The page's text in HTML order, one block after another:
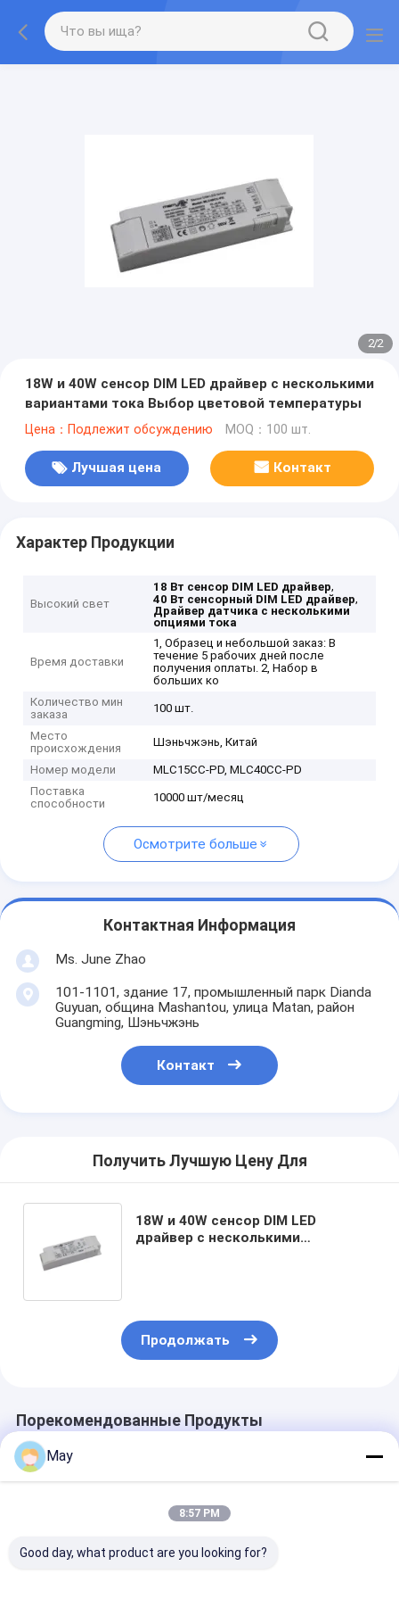
2/2
18W и 40W сенсор DIM LED драйвер с несколькими
вариантами тока Выбор цветовой температуры
Цена：Подлежит обсуждению MOQ：100 шт.
Лучшая цена Контакт
Характер Продукции
Высокий свет
18 Вт сенсор DIM LED драйвер,
40 Вт сенсорный DIM LED драйвер,
Драйвер датчика с несколькими
опциями тока
Время доставки
1, Образец и небольшой заказ: В
течение 5 рабочих дней после
получения оплаты. 2, Набор в
больших ко
Количество мин
заказа
100 шт.
Место
происхождения
Шэньчжэнь, Китай
Номер модели
MLC15CC-PD, MLC40CC-PD
Поставка
способности
10000 шт/месяц
Осмотрите больше
Контактная Информация
Ms. June Zhao
101-1101, здание 17, промышленный парк Dianda
Guyuan, община Mashantou, улица Matan, район
Guangming, Шэньчжэнь
Контакт
Получить Лучшую Цену Для
18W и 40W сенсор DIM LED
драйвер с несколькими
Продолжать
Порекомендованные Продукты
May
8:57 PM
Good day, what product are you looking for?